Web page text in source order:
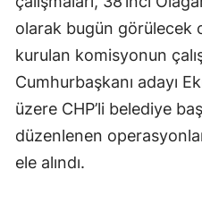
olarak bugün görülecek
kurulan komisyonun
Cumhurbaşkanı adayı
üzere CHP’li belediye
düzenlenen
ele alındı.